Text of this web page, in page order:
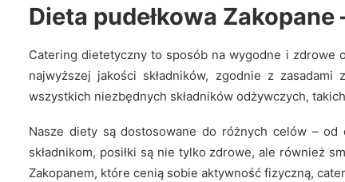
Dieta pudełkowa
Catering dietetyczny to sposób na wygodne i zdrowe
najwyższej jakości składników, zgodnie z
wszystkich niezbędnych składników odżywczych,
Nasze diety są dostosowane do różnych celów –
składnikom, posiłki są nie tylko zdrowe, ale również
Zakopanem, które cenią sobie aktywność fizyczną,